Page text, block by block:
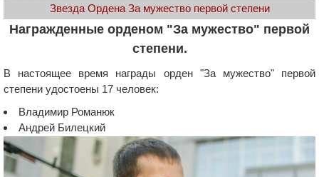
Звезда Ордена За мужество первой степени
Награжденные орденом "За мужество" первой
степени.
В настоящее время награды орден "За мужество" первой
степени удостоены 17 человек:
Владимир Романюк
Андрей Билецкий